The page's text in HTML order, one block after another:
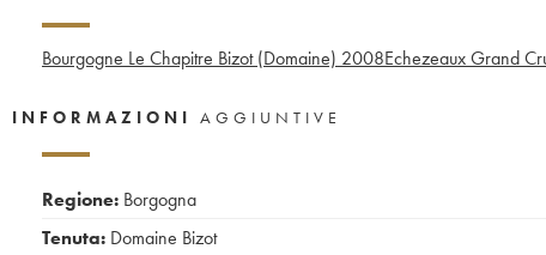
Bourgogne Le Chapitre Bizot (Domaine) 2008Echezeaux Grand
INFORMAZIONI AGGIUNTIVE
Regione: Borgogna
Tenuta: Domaine Bizot